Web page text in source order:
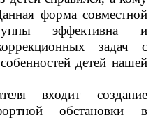
форма совместной
эффективна и
задач с
детей нашей
входит создание
обстановки в